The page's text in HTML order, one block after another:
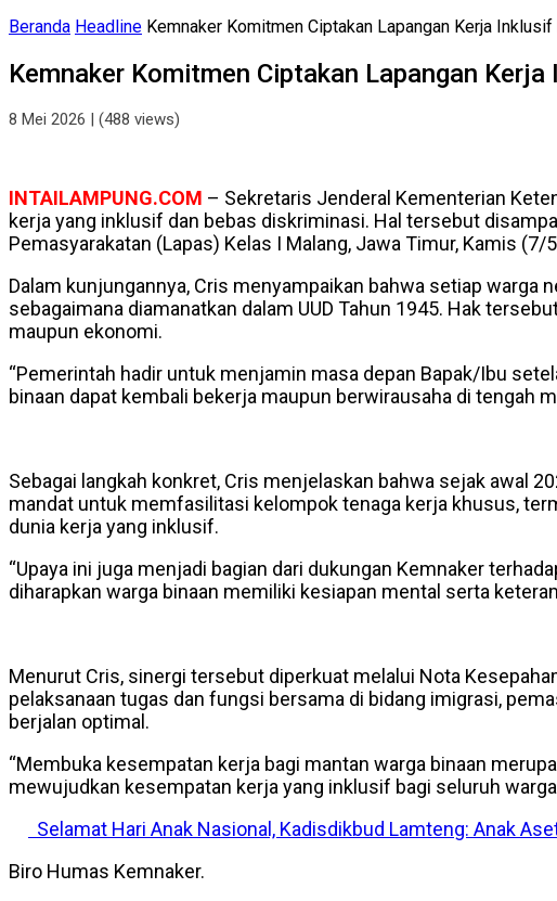
Beranda Headline Kemnaker Komitmen Ciptakan Lapangan Kerja
Kemnaker Komitmen Ciptakan Lapangan
8 Mei 2026 | (488 views)
INTAILAMPUNG.COM – Sekretaris Jenderal Kementerian
kerja yang inklusif dan bebas diskriminasi. Hal tersebut
Pemasyarakatan (Lapas) Kelas I Malang, Jawa Timur, Kamis (7/
Dalam kunjungannya, Cris menyampaikan bahwa setiap
sebagaimana diamanatkan dalam UUD Tahun 1945. Hak
maupun ekonomi.
“Pemerintah hadir untuk menjamin masa depan Bapak/Ibu
binaan dapat kembali bekerja maupun berwirausaha di tengah
Sebagai langkah konkret, Cris menjelaskan bahwa sejak awal
mandat untuk memfasilitasi kelompok tenaga kerja khusus,
dunia kerja yang inklusif.
“Upaya ini juga menjadi bagian dari dukungan Kemnaker
diharapkan warga binaan memiliki kesiapan mental serta
Menurut Cris, sinergi tersebut diperkuat melalui Nota
pelaksanaan tugas dan fungsi bersama di bidang imigrasi,
berjalan optimal.
“Membuka kesempatan kerja bagi mantan warga binaan
mewujudkan kesempatan kerja yang inklusif bagi seluruh
Selamat Hari Anak Nasional, Kadisdikbud Lamteng: Anak
Biro Humas Kemnaker.